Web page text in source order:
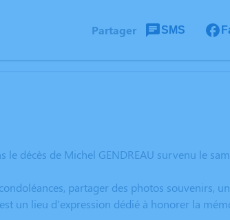
Partager SMS
le décès de Michel GENDREAU survenu le
partager des photos souvenirs,
un lieu d'expression dédié à honorer la